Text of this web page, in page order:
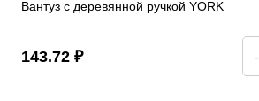
Вантуз с деревянной ручкой YORK
143.72 ₽ -